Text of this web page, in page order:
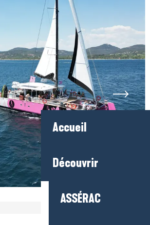
Accueil
Découvrir
ASSÉRAC